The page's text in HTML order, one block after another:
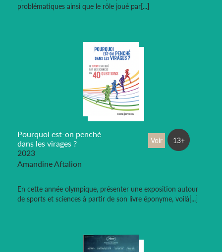
problématiques ainsi que le rôle joué par[...]
Pourquoi est-on penché
dans les virages ?
2023
Amandine Aftalion
En cette année olympique, présenter une exposition autour
de sports et sciences à partir de son livre éponyme, voilà[...]
Voir 13+